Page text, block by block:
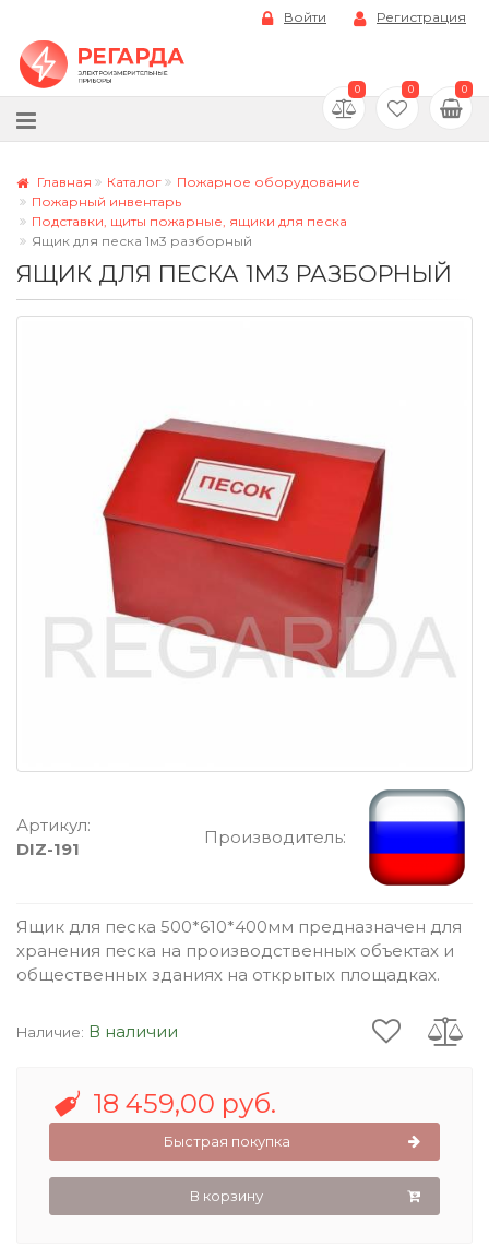
Войти Регистрация
0 0 0
Главная Каталог
Пожарное оборудование
Пожарный инвентарь
Подставки, щиты пожарные, ящики для песка
Ящик для песка 1м3 разборный
ЯЩИК ДЛЯ ПЕСКА 1М3 РАЗБОРНЫЙ
Артикул:
DIZ-191
Производитель:
Ящик для песка 500*610*400мм предназначен для
хранения песка на производственных объектах и
общественных зданиях на открытых площадках.
Наличие: В наличии
18 459,00 руб.
Быстрая покупка
В корзину